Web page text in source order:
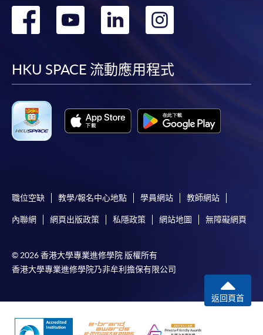
轉
facebook
轉
youtube
轉
linkedin
HKU SPACE 流動應用程式
職位空缺 教學/報名中心地點 學員網站 教師網站
內聯網 網頁出版政策 私隱政策 網站地圖 無障礙網頁
© 2026 香港大學專業進修學院 版權所有
香港大學專業進修學院乃非牟利擔保有限公司
返回頁首